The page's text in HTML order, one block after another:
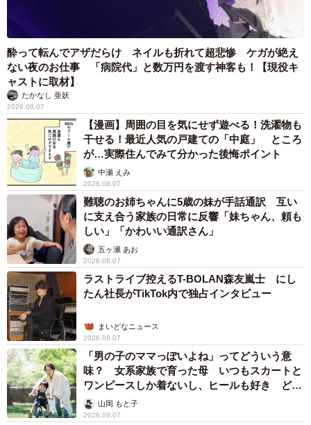
酔って転んでアザだらけ ネイルも折れて超悲惨 ケガが絶え
ない夜のお仕事 「病院代」と数万円を渡す神客も！【現役キ
ャストに取材】
たかなし 亜妖
2026.08.07
【漫画】周囲の目を気にせず遊べる！洗濯物も
干せる！最近人気の戸建ての「中庭」 ところ
が…実際住んでみて分かった後悔ポイント
中瀬 えみ
2026.08.07
難聴のお姉ちゃんに5歳の妹が手話通訳 互い
に支え合う家族の日常に反響「妹ちゃん、頼も
しい」「かわいい通訳さん」
五ヶ瀬 あお
2026.08.07
ラストライブ控えるT-BOLAN森友嵐士 にし
たん社長がTikTok内で独占インタビュー
まいどなニュース
2026.08.07
「男の子のママっぽいよね」ってどういう意
味？ 女系家族で育った母 いつもスカートと
ワンピースしか着ないし、ヒールも好き どの
へんが…
山岡 もと子
2026.08.07